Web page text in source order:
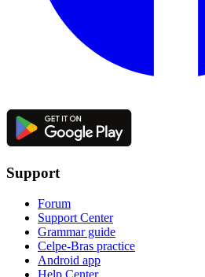
Support
Forum
Support Center
Grammar guide
Celpe-Bras practice
Android app
Help Center